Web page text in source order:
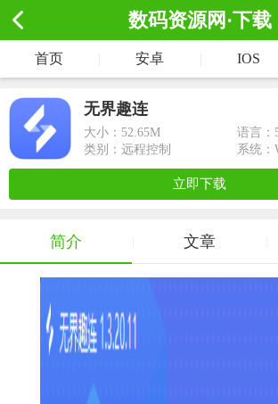
数码资源网·下载
首页 安卓 IOS
无界趣连
大小： 52.65M
语言：
类别：远程控制
系统：
立即下载
简介 文章